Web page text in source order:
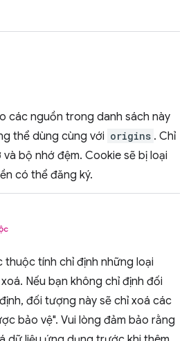
các nguồn trong danh sách này
thể dùng cùng với origins . Chỉ
bộ nhớ đệm. Cookie sẽ bị loại
có thể đăng ký.
tính chỉ định những loại
Nếu bạn không chỉ định đối
đối tượng này sẽ chỉ xoá các
bảo vệ". Vui lòng đảm bảo rằng